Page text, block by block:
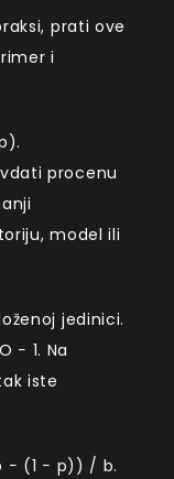
prati ove
i
procenu
model ili
jedinici.
− 1. Na
iste
− (1 − p)) / b.